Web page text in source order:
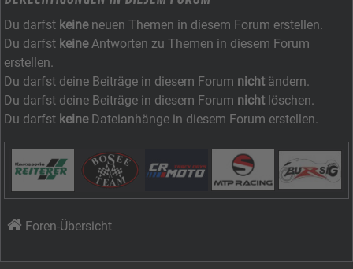
Du darfst keineneuen Themen in diesem Forum erstellen.
Du darfst keineAntworten zu Themen in diesem Forum
erstellen.
Du darfst deine Beiträge in diesem Forum nicht ändern.
Du darfst deine Beiträge in diesem Forum nicht löschen.
Du darfst keineDateianhänge in diesem Forum erstellen.
Foren-Übersicht